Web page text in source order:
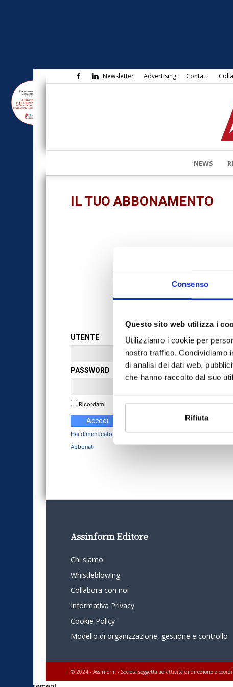
Consenso
Questo sito web utilizza i
Utilizziamo i cookie per
nostro traffico. Condividiamo
di analisi dei dati web,
che hanno raccolto dal suo
Rifiuta
Newsletter Advertising Contatti
NEWS
IL TUO ABBONAMENTO
UTENTE
PASSWORD
Ricordami
Hai dimenticato la Password?
Abbonati
Assinform Editore
Chi siamo
Whistleblowing
Collabora con noi
Informativa Privacy
Cookie Policy
Modello di organizzazione, gestione e controllo
© 2024 - Assinform - Società soggetta ad attività di direzione e